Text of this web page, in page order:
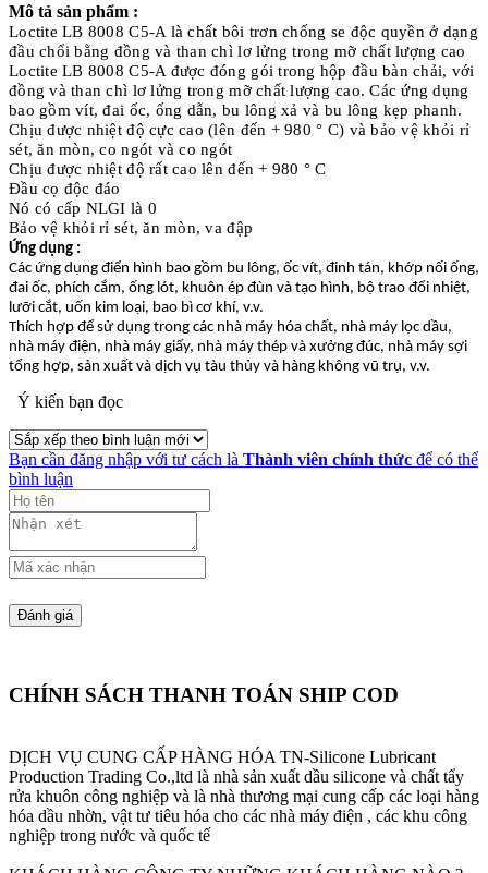
Mô tả sản phẩm :
Loctite LB 8008 C5-A là chất bôi trơn chống se độc quyền ở dạng
đầu chổi bằng đồng và than chì lơ lửng trong mỡ chất lượng cao
Loctite LB 8008 C5-A được đóng gói trong hộp đầu bàn chải, với
đồng và than chì lơ lửng trong mỡ chất lượng cao. Các ứng dụng
bao gồm vít, đai ốc, ống dẫn, bu lông xả và bu lông kẹp phanh.
Chịu được nhiệt độ cực cao (lên đến + 980 ° C) và bảo vệ khỏi rỉ
sét, ăn mòn, co ngót và co ngót
Chịu được nhiệt độ rất cao lên đến + 980 ° C
Đầu cọ độc đáo
Nó có cấp NLGI là 0
Bảo vệ khỏi rỉ sét, ăn mòn, va đập
Ứng dụng :
Các ứng dụng điển hình bao gồm bu lông, ốc vít, đinh tán, khớp nối ống,
đai ốc, phích cắm, ống lót, khuôn ép đùn và tạo hình, bộ trao đổi nhiệt,
lưỡi cắt, uốn kim loại, bao bì cơ khí, v.v.
Thích hợp để sử dụng trong các nhà máy hóa chất, nhà máy lọc dầu,
nhà máy điện, nhà máy giấy, nhà máy thép và xưởng đúc, nhà máy sợi
tổng hợp, sản xuất và dịch vụ tàu thủy và hàng không vũ trụ, v.v.
Ý kiến bạn đọc
Bạn cần đăng nhập với tư cách là Thành viên chính thức để có thể
bình luận
CHÍNH SÁCH THANH TOÁN SHIP COD
DỊCH VỤ CUNG CẤP HÀNG HÓA TN-Silicone Lubricant
Production Trading Co.,ltd là nhà sản xuất dầu silicone và chất tẩy
rửa khuôn công nghiệp và là nhà thương mại cung cấp các loại hàng
hóa dầu nhờn, vật tư tiêu hóa cho các nhà máy điện , các khu công
nghiệp trong nước và quốc tế